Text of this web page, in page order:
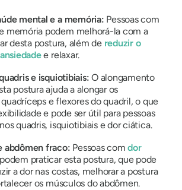
mental e a memória: Pessoas com
memória podem melhorá-la com a
desta postura, além de reduzir o
e relaxar.
e isquiotibiais: O alongamento
postura ajuda a alongar os
e flexores do quadril, o que
e pode ser útil para pessoas
quadris, isquiotibiais e dor ciática.
abdômen fraco: Pessoas comdor
praticar esta postura, que pode
a dor nas costas, melhorar a postura
os músculos do abdômen.